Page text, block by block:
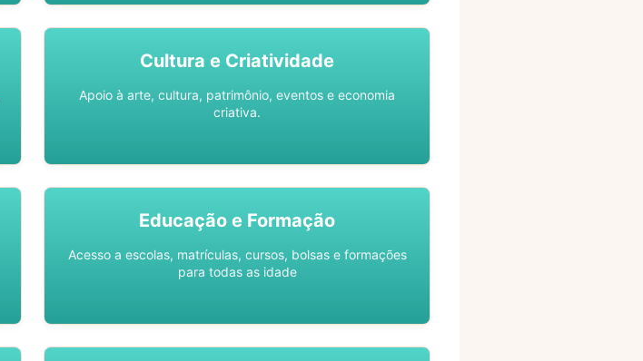
Cultura e Criatividade
Apoio à arte, cultura, patrimônio, eventos e economia
criativa.
Educação e Formação
Acesso a escolas, matrículas, cursos, bolsas e formações
para todas as idade